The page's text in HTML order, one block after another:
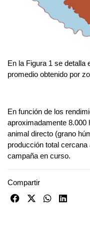
En la Figura 1 se detalla
promedio obtenido por
En función de los
aproximadamente
animal directo (grano
producción total cercana
campaña en curso.
Compartir